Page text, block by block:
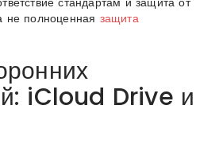
не полноценная защита
iCloud Drive и